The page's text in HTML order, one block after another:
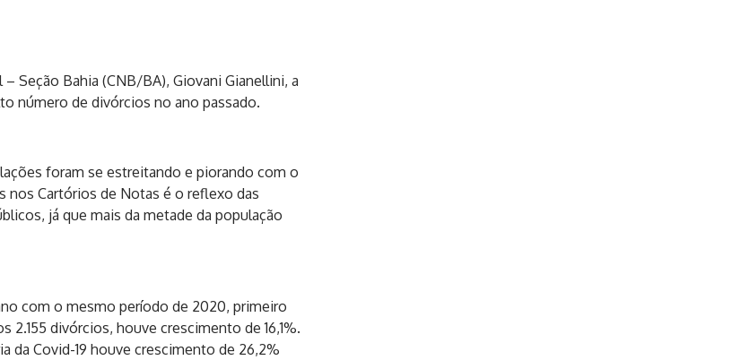
Seção Bahia (CNB/BA), Giovani Gianellini, a
número de divórcios no ano passado.
foram se estreitando e piorando com o
nos Cartórios de Notas é o reflexo das
já que mais da metade da população
com o mesmo período de 2020, primeiro
2.155 divórcios, houve crescimento de 16,1%.
da Covid-19 houve crescimento de 26,2%